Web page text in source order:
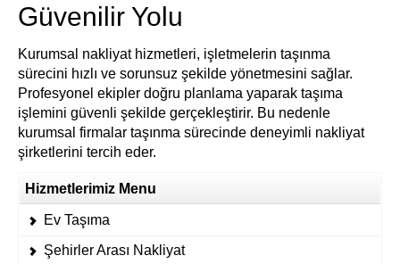
Güvenilir Yolu
Kurumsal nakliyat hizmetleri, işletmelerin taşınma
sürecini hızlı ve sorunsuz şekilde yönetmesini sağlar.
Profesyonel ekipler doğru planlama yaparak taşıma
işlemini güvenli şekilde gerçekleştirir. Bu nedenle
kurumsal firmalar taşınma sürecinde deneyimli nakliyat
şirketlerini tercih eder.
Hizmetlerimiz Menu
Ev Taşıma
Şehirler Arası Nakliyat